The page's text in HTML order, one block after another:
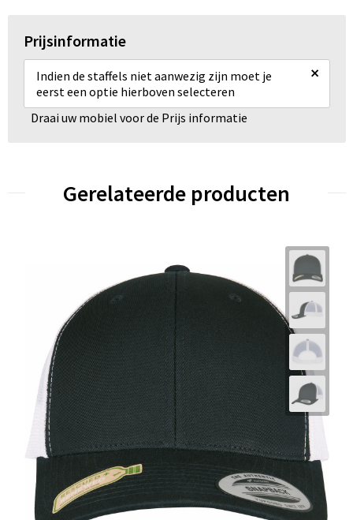
Prijsinformatie
Indien de staffels niet aanwezig zijn moet je
eerst een optie hierboven selecteren
×
Draai uw mobiel voor de Prijs informatie
Gerelateerde producten